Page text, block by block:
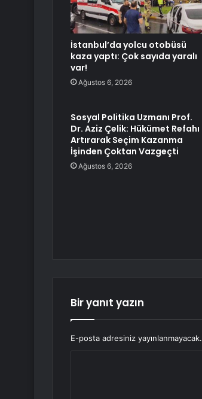
İstanbul’da yolcu otobüsü
kaza yaptı: Çok sayıda yaralı
var!
Ağustos 6, 2026
Sosyal Politika Uzmanı Prof.
Dr. Aziz Çelik: Hükümet Refahı
Artırarak Seçim Kazanma
İşinden Çoktan Vazgeçti
Ağustos 6, 2026
Bir yanıt yazın
E-posta adresiniz yayınlanmayacak.